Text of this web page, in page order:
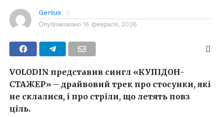
Genius
Опубликовано 16 февраля, 2026
VOLODIN представив сингл «КУПІДОН-
СТАЖЕР» – драйвовий трек про стосунки, які
не склалися, і про стріли, що летять повз
ціль.